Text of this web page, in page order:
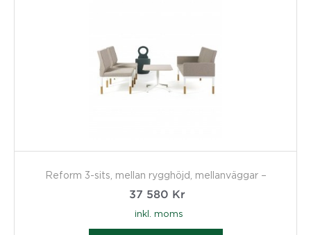
Reform 3-sits, mellan rygghöjd, mellanväggar –
37 580 Kr
inkl. moms